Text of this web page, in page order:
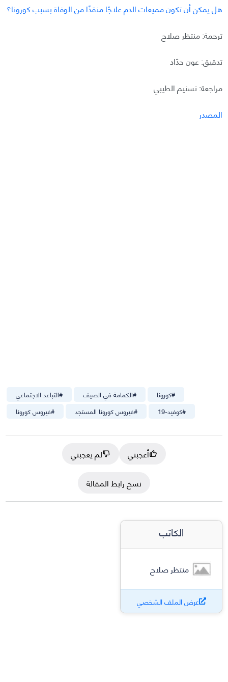
هل يمكن أن تكون مميعات الدم علاجًا منقذًا من الوفاة بسبب كورونا؟
ترجمة: منتظر صلاح
تدقيق: عون حدّاد
مراجعة: تسنيم الطيبي
المصدر
#التباعد الاجتماعي #الكمامة في الصيف #كورونا
#فيروس كورونا #فيروس كورونا المستجد #كوفيد-19
أعجبني
لم يعجبني
نسخ رابط المقالة
الكاتب
منتظر صلاح
عرض الملف الشخصي